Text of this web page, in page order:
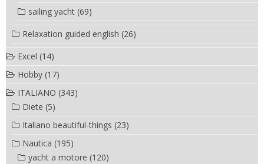
sailing yacht (69)
Relaxation guided english (26)
Excel (14)
Hobby (17)
ITALIANO (343)
Diete (5)
Italiano beautiful-things (23)
Nautica (195)
yacht a motore (120)